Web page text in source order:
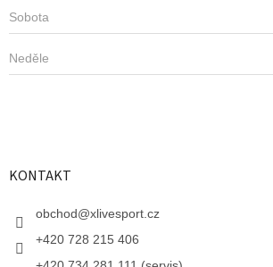
Sobota
Neděle
KONTAKT
obchod@xlivesport.cz
+420 728 215 406